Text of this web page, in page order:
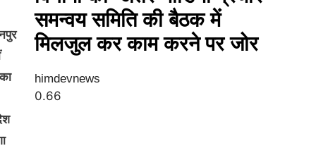
समन्वय समिति की बैठक में
मिलजुल कर काम करने पर जोर
himdevnews